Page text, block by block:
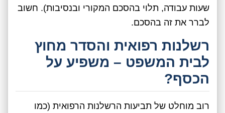
שעות עבודה, תלוי בהסכם המקורי ובנסיבות). חשוב
לברר את זה בהסכם.
רשלנות רפואית והסדר מחוץ
לבית המשפט – משפיע על
הכסף?
רוב מוחלט של תביעות הרשלנות הרפואית (כמו